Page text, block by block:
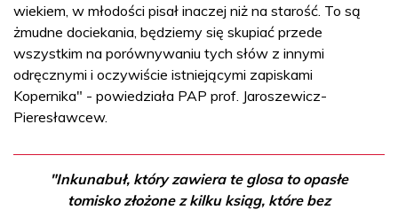
wiekiem, w młodości pisał inaczej niż na starość. To są
żmudne dociekania, będziemy się skupiać przede
wszystkim na porównywaniu tych słów z innymi
odręcznymi i oczywiście istniejącymi zapiskami
Kopernika" - powiedziała PAP prof. Jaroszewicz-
Pieresławcew.
"Inkunabuł, który zawiera te glosa to opasłe
tomisko złożone z kilku ksiąg, które bez